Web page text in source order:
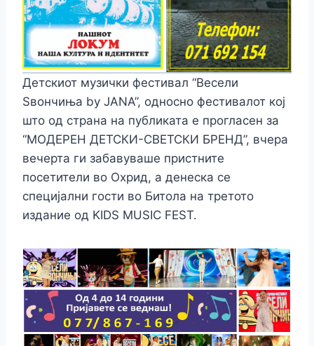
Детскиот музички фестивал “Весели
Ѕвончиња by JANA”, односно фестивалот кој
што од страна на публиката е прогласен за
“МОДЕРЕН ДЕТСКИ-СВЕТСКИ БРЕНД”, вчера
вечерта ги забавуваше пристните
посетители во Охрид, а денеска се
специјални гости во Битола на третото
издание од KIDS MUSIC FEST.